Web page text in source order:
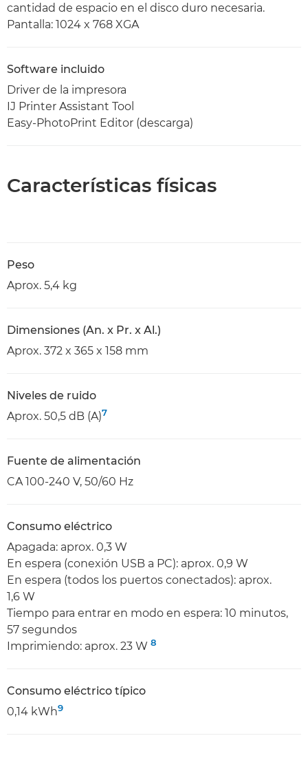
cantidad de espacio en el disco duro necesaria.
Pantalla: 1024 x 768 XGA
Software incluido
Driver de la impresora
IJ Printer Assistant Tool
Easy-PhotoPrint Editor (descarga)
Características físicas
Peso
Aprox. 5,4 kg
Dimensiones (An. x Pr. x Al.)
Aprox. 372 x 365 x 158 mm
Niveles de ruido
Aprox. 50,5 dB (A)7
Fuente de alimentación
CA 100-240 V, 50/60 Hz
Consumo eléctrico
Apagada: aprox. 0,3 W
En espera (conexión USB a PC): aprox. 0,9 W
En espera (todos los puertos conectados): aprox.
1,6 W
Tiempo para entrar en modo en espera: 10 minutos,
57 segundos
Imprimiendo: aprox. 23 W 8
Consumo eléctrico típico
0,14 kWh9